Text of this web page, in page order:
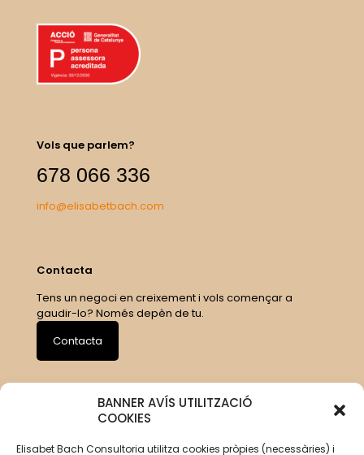
BANNER AVÍS UTILITZACIÓ
COOKIES
Elisabet Bach Consultoria utilitza cookies pròpies (necessàries) i
Vols que parlem?
678 066 336
info@elisabetbach.com
Contacta
Tens un negoci en creixement i vols començar a
gaudir-lo? Només depèn de tu.
Contacta